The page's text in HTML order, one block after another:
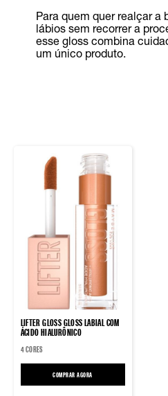
Para quem quer realçar a
lábios sem recorrer a
esse gloss combina
um único produto.
LIFTER GLOSS GLOSS LABIAL COM
ÁCIDO HIALURÔNICO
4 CORES
COMPRAR AGORA